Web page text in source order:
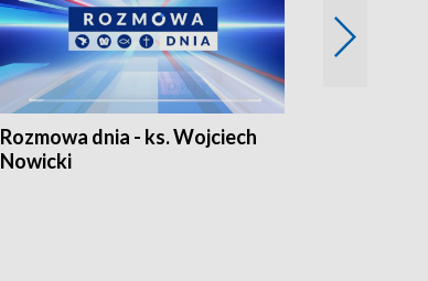
Rozmowa dnia - ks. Wojciech
Nowicki